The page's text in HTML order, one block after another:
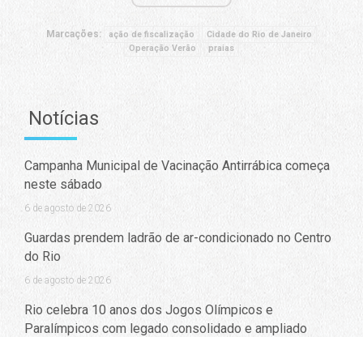
Marcações: ação de fiscalização
Cidade do Rio de Janeiro
Operação Verão
praias
Notícias
Campanha Municipal de Vacinação Antirrábica começa
neste sábado
6 de agosto de 2026
Guardas prendem ladrão de ar-condicionado no Centro
do Rio
6 de agosto de 2026
Rio celebra 10 anos dos Jogos Olímpicos e
Paralímpicos com legado consolidado e ampliado